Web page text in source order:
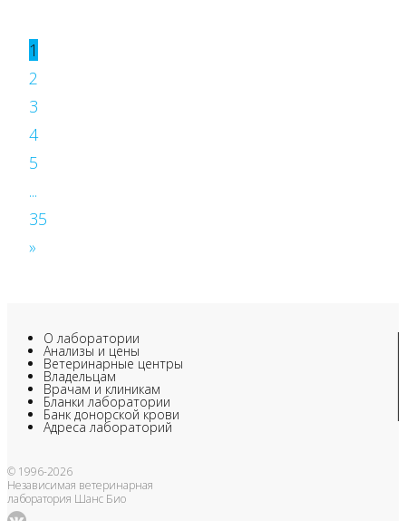
1
2
3
4
5
...
35
»
О лаборатории
Анализы и цены
Ветеринарные центры
Владельцам
Врачам и клиникам
Бланки лаборатории
Банк донорской крови
Адреса лабораторий
© 1996-2026
Независимая ветеринарная
лаборатория Шанс Био